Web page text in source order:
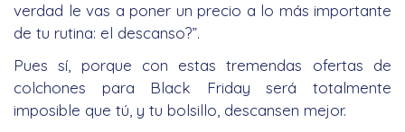
verdad le vas a poner un precio a lo más importante
de tu rutina: el descanso?”.
Pues sí, porque con estas tremendas ofertas de
colchones para Black Friday será totalmente
imposible que tú, y tu bolsillo, descansen mejor.